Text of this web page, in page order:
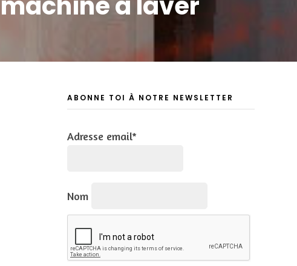
ABONNE TOI À NOTRE NEWSLETTER
Adresse email*
Nom